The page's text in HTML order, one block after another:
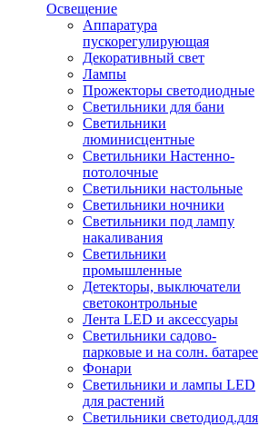
Освещение
Аппаратура
пускорегулирующая
Декоративный свет
Лампы
Прожекторы светодиодные
Светильники для бани
Светильники
люминисцентные
Светильники Настенно-
потолочные
Светильники настольные
Светильники ночники
Светильники под лампу
накаливания
Светильники
промышленные
Детекторы, выключатели
светоконтрольные
Лента LED и аксессуары
Светильники садово-
парковые и на солн. батарее
Фонари
Светильники и лампы LED
для растений
Светильники светодиод.для